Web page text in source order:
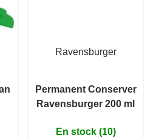
Ravensburger
Permanent Conserver
Ravensburger 200 ml
En stock (10)